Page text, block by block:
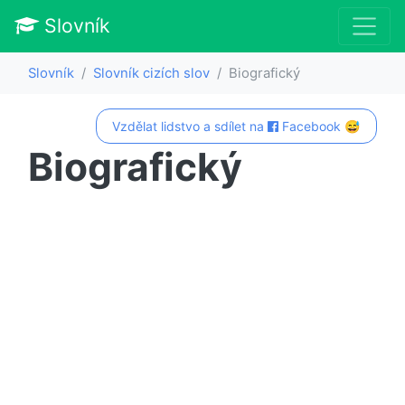
Slovník
Slovník Slovník cizích slov Biografický
Vzdělat lidstvo a sdílet na Facebook 😅
Biografický